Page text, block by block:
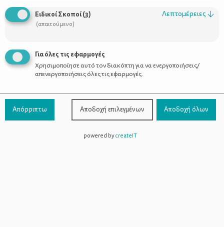
Προϊόντα
Επικοινωνία
800-1199-800(από σταθερό,
χωρίς χρέωση)
Ειδικοί Σκοποί(3)
(απαιτούμενο)
Λεπτομέρειες ↓
Για όλες τις εφαρμογές
Χρησιμοποίησε αυτό τον διακόπτη για να ενεργοποιήσεις/
απενεργοποιήσεις όλες τις εφαρμογές.
Απόρριπτω Αποδοχή επιλεγμένων Αποδοχή όλων
powered bycreateIT